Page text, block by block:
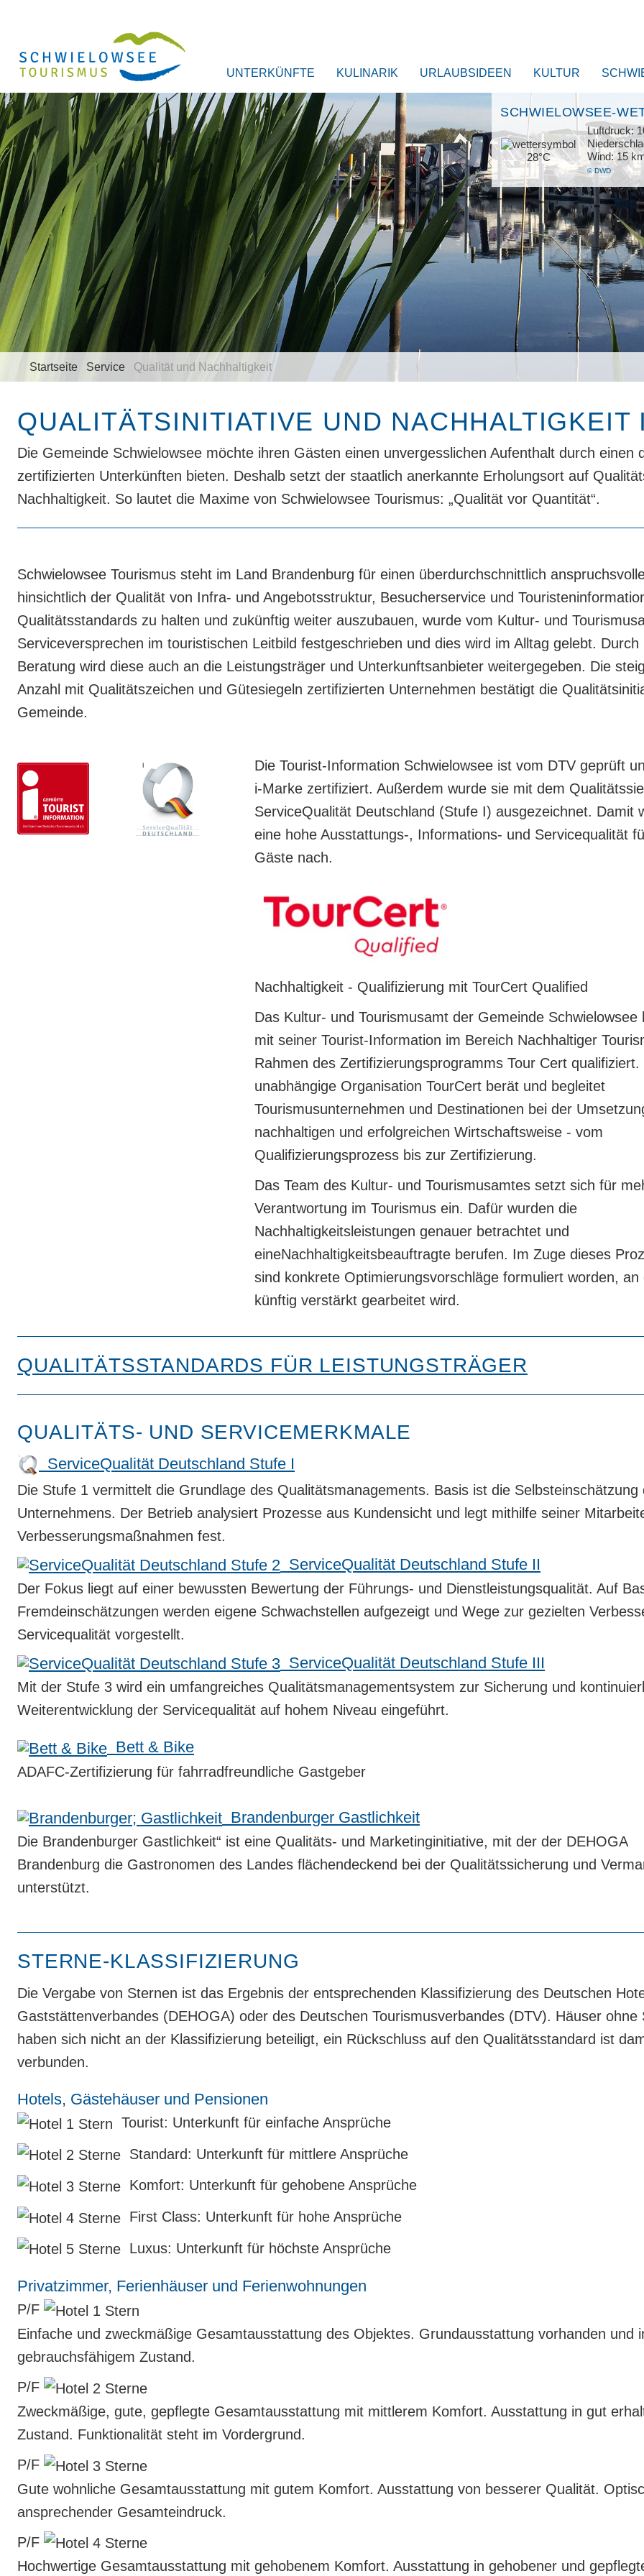
UNTERKÜNFTE KULINARIK URLAUBSIDEEN KULTUR
SCHWIELOWSEE-
28°C
Luftdruck:
Wind: 15
© DWD
Startseite Service Qualität und Nachhaltigkeit
QUALITÄTSINITIATIVE UND NACHHALTIGKEIT
Die Gemeinde Schwielowsee möchte ihren Gästen einen unvergesslichen Aufenthalt durch einen
zertifizierten Unterkünften bieten. Deshalb setzt der staatlich anerkannte Erholungsort auf
Nachhaltigkeit. So lautet die Maxime von Schwielowsee Tourismus: „Qualität vor Quantität“.
Schwielowsee Tourismus steht im Land Brandenburg für einen überdurchschnittlich
hinsichtlich der Qualität von Infra- und Angebotsstruktur, Besucherservice und
Qualitätsstandards zu halten und zukünftig weiter auszubauen, wurde vom Kultur- und
Serviceversprechen im touristischen Leitbild festgeschrieben und dies wird im Alltag gelebt. Durch
Beratung wird diese auch an die Leistungsträger und Unterkunftsanbieter weitergegeben. Die
Anzahl mit Qualitätszeichen und Gütesiegeln zertifizierten Unternehmen bestätigt die
Gemeinde.
Die Tourist-Information Schwielowsee ist vom DTV geprüft
i-Marke zertifiziert. Außerdem wurde sie mit dem
ServiceQualität Deutschland (Stufe I) ausgezeichnet. Damit
eine hohe Ausstattungs-, Informations- und Servicequalität
Gäste nach.
Nachhaltigkeit - Qualifizierung mit TourCert Qualified
Das Kultur- und Tourismusamt der Gemeinde Schwielowsee
mit seiner Tourist-Information im Bereich Nachhaltiger
Rahmen des Zertifizierungsprogramms Tour Cert qualifiziert.
unabhängige Organisation TourCert berät und begleitet
Tourismusunternehmen und Destinationen bei der
nachhaltigen und erfolgreichen Wirtschaftsweise - vom
Qualifizierungsprozess bis zur Zertifizierung.
Das Team des Kultur- und Tourismusamtes setzt sich für
Verantwortung im Tourismus ein. Dafür wurden die
Nachhaltigkeitsleistungen genauer betrachtet und
eineNachhaltigkeitsbeauftragte berufen. Im Zuge dieses
sind konkrete Optimierungsvorschläge formuliert worden, an
künftig verstärkt gearbeitet wird.
QUALITÄTSSTANDARDS FÜR LEISTUNGSTRÄGER
QUALITÄTS- UND SERVICEMERKMALE
ServiceQualität Deutschland Stufe I
Die Stufe 1 vermittelt die Grundlage des Qualitätsmanagements. Basis ist die Selbsteinschätzung
Unternehmens. Der Betrieb analysiert Prozesse aus Kundensicht und legt mithilfe seiner
Verbesserungsmaßnahmen fest.
ServiceQualität Deutschland Stufe II
Der Fokus liegt auf einer bewussten Bewertung der Führungs- und Dienstleistungsqualität. Auf
Fremdeinschätzungen werden eigene Schwachstellen aufgezeigt und Wege zur gezielten
Servicequalität vorgestellt.
ServiceQualität Deutschland Stufe III
Mit der Stufe 3 wird ein umfangreiches Qualitätsmanagementsystem zur Sicherung und
Weiterentwicklung der Servicequalität auf hohem Niveau eingeführt.
Bett & Bike
ADAFC-Zertifizierung für fahrradfreundliche Gastgeber
Brandenburger Gastlichkeit
Die Brandenburger Gastlichkeit“ ist eine Qualitäts- und Marketinginitiative, mit der der DEHOGA
Brandenburg die Gastronomen des Landes flächendeckend bei der Qualitätssicherung und
unterstützt.
STERNE-KLASSIFIZIERUNG
Die Vergabe von Sternen ist das Ergebnis der entsprechenden Klassifizierung des Deutschen
Gaststättenverbandes (DEHOGA) oder des Deutschen Tourismusverbandes (DTV). Häuser ohne
haben sich nicht an der Klassifizierung ­beteiligt, ein Rückschluss auf den Qualitätsstandard ist
verbunden.
Hotels, Gästehäuser und Pensionen
Tourist: Unterkunft für einfache Ansprüche
Standard: Unterkunft für mittlere Ansprüche
Komfort: Unterkunft für gehobene Ansprüche
First Class: Unterkunft für hohe Ansprüche
Luxus: Unterkunft für höchste Ansprüche
Privatzimmer, Ferienhäuser und Ferienwohnungen
P/F
Einfache und zweckmäßige Gesamtausstattung des Objektes. Grundausstattung vorhanden und
gebrauchsfähigem Zustand.
P/F
Zweckmäßige, gute, gepflegte Gesamtaus­stattung mit mittlerem Komfort. Ausstattung in gut
Zustand. Funktionalität steht im Vordergrund.
P/F
Gute wohnliche Gesamtausstattung mit gutem Komfort. Ausstattung von besserer Qualität.
ansprechender Gesamteindruck.
P/F
Hochwertige Gesamtausstattung mit gehobenem Komfort. Ausstattung in gehobener und